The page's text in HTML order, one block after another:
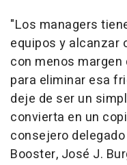
"Los managers
equipos y alcanzar
con menos
para eliminar esa
deje de ser un
convierta en un
consejero
Booster, José J.